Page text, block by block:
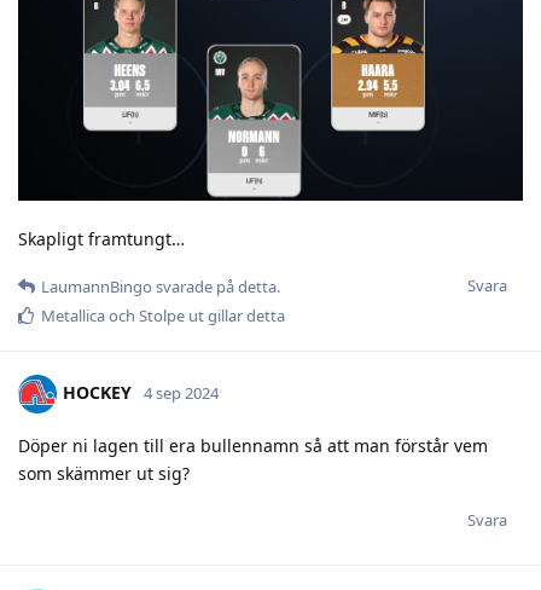
Skapligt framtungt…
Svara
LaumannBingo svarade på detta.
Metallicaoch Stolpe utgillar detta
HOCKEY 4 sep 2024
Döper ni lagen till era bullennamn så att man förstår vem
som skämmer ut sig?
Svara